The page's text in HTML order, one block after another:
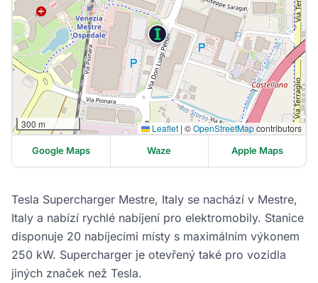
Tesla Supercharger Mestre, Italy se nachází v Mestre,
Italy a nabízí rychlé nabíjení pro elektromobily. Stanice
disponuje 20 nabíjecími místy s maximálním výkonem
250 kW. Supercharger je otevřený také pro vozidla
jiných značek než Tesla.
300 m Leaflet | ©OpenStreetMapcontributors
Google Maps Waze Apple Maps